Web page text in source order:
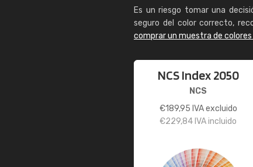
Es un riesgo tomar una
seguro del color correcto,
comprar un muestra de colores
NCS Index 2050
NCS
€189,95 IVA excluido
€229,84 IVA incluido